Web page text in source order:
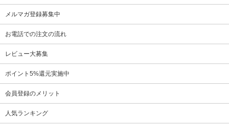
メルマガ登録募集中
お電話での注文の流れ
レビュー大募集
ポイント5%還元実施中
会員登録のメリット
人気ランキング